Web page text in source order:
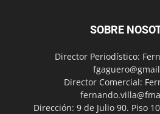
SOBRE
Director Periodístico:
Director Comercial:
Dirección: 9 de Julio 90. Piso